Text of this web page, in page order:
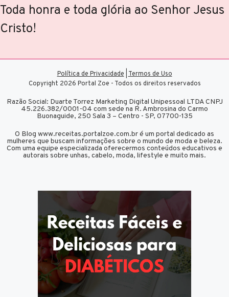
Toda honra e toda glória ao Senhor Jesus
Cristo!
Política de Privacidade|Termos de Uso
Copyright 2026 Portal Zoe - Todos os direitos reservados
Razão Social: Duarte Torrez Marketing Digital Unipessoal LTDA CNPJ
45.226.382/0001-04 com sede na R. Ambrosina do Carmo
Buonaguide, 250 Sala 3 – Centro - SP, 07700-135
O Blog www.receitas.portalzoe.com.br é um portal dedicado as
mulheres que buscam informações sobre o mundo de moda e beleza.
Com uma equipe especializada oferecermos conteúdos educativos e
autorais sobre unhas, cabelo, moda, lifestyle e muito mais.